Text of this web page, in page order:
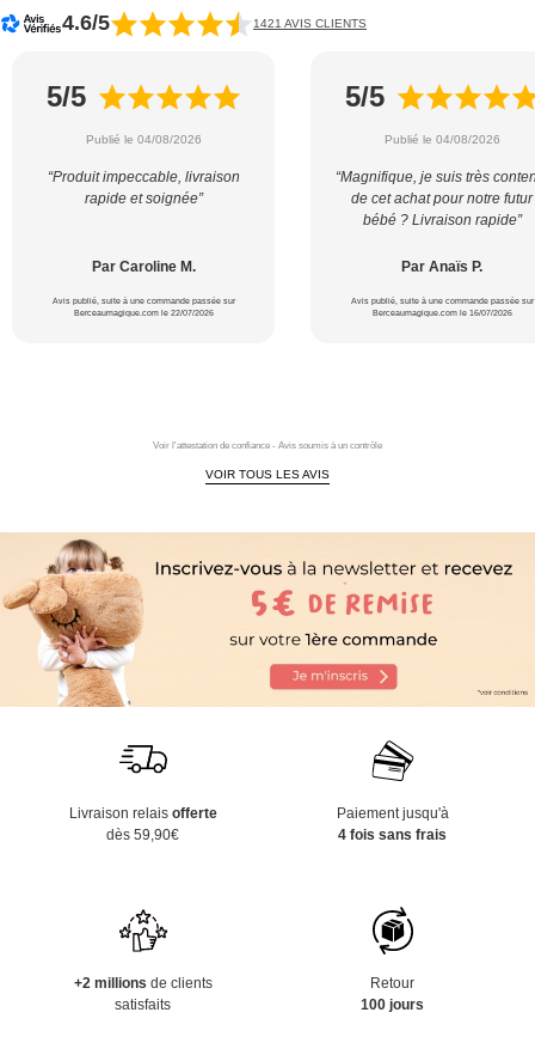
4.6/5 1421 AVIS CLIENTS
5/5
Publié le 04/08/2026
“Produit impeccable, livraison
rapide et soignée”
Par Caroline M.
Avis publié, suite à une commande passée sur
Berceaumagique.com le 22/07/2026
5/5
Publié le 04/08/2026
“Magnifique, je suis très
de cet achat pour notre futur
bébé ? Livraison rapide”
Par Anaïs P.
Avis publié, suite à une commande passée sur
Berceaumagique.com le 16/07/2026
Voir l'attestation de confiance - Avis soumis à un contrôle
VOIR TOUS LES AVIS
Livraison relais offerte
dès 59,90€
Paiement jusqu'à
4 fois sans frais
+2 millions de clients
satisfaits
Retour
100 jours